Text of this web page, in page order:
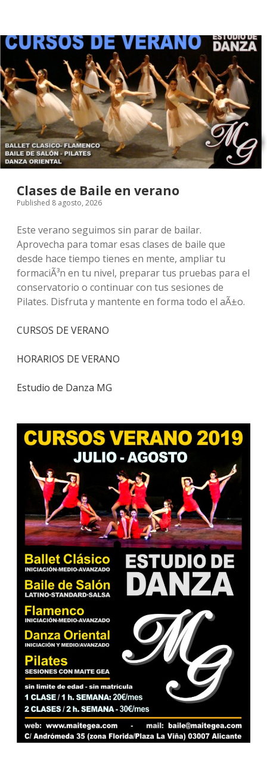
Clases de Baile en verano
Published 8 agosto, 2026
Este verano seguimos sin parar de bailar.
Aprovecha para tomar esas clases de baile que
desde hace tiempo tienes en mente, ampliar tu
formaciÃ³n en tu nivel, preparar tus pruebas para el
conservatorio o continuar con tus sesiones de
Pilates. Disfruta y mantente en forma todo el aÃ±o.
CURSOS DE VERANO
HORARIOS DE VERANO
Estudio de Danza MG